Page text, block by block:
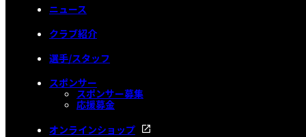
ニュース
クラブ紹介
選手/スタッフ
スポンサー
スポンサー募集
応援募金
オンラインショップ